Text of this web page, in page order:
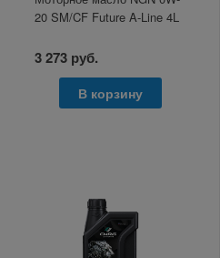
20 SM/CF Future A-Line 4L
3 273 руб.
В корзину